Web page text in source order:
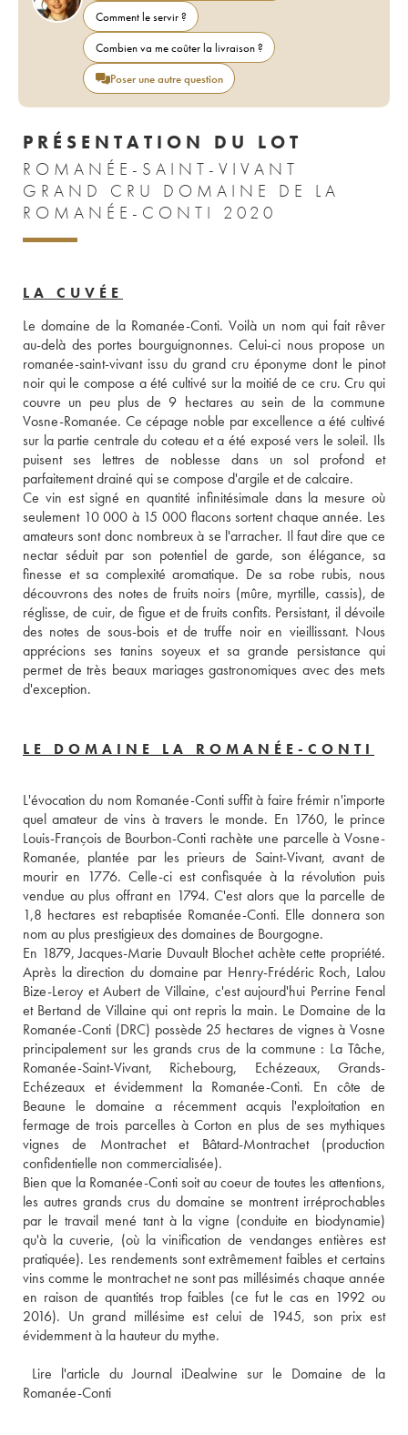
Comment le servir ?
Combien va me coûter la livraison ?
Poser une autre question
PRÉSENTATION DU LOT
ROMANÉE-SAINT-VIVANT
GRAND CRU DOMAINE DE LA
ROMANÉE-CONTI 2020
LA CUVÉE
Le domaine de la Romanée-Conti. Voilà un nom qui fait rêver
au-delà des portes bourguignonnes. Celui-ci nous propose un
romanée-saint-vivant issu du grand cru éponyme dont le pinot
noir qui le compose a été cultivé sur la moitié de ce cru. Cru qui
couvre un peu plus de 9 hectares au sein de la commune
Vosne-Romanée. Ce cépage noble par excellence a été cultivé
sur la partie centrale du coteau et a été exposé vers le soleil. Ils
puisent ses lettres de noblesse dans un sol profond et
parfaitement drainé qui se compose d'argile et de calcaire.
Ce vin est signé en quantité infinitésimale dans la mesure où
seulement 10 000 à 15 000 flacons sortent chaque année. Les
amateurs sont donc nombreux à se l'arracher. Il faut dire que ce
nectar séduit par son potentiel de garde, son élégance, sa
finesse et sa complexité aromatique. De sa robe rubis, nous
découvrons des notes de fruits noirs (mûre, myrtille, cassis), de
réglisse, de cuir, de figue et de fruits confits. Persistant, il dévoile
des notes de sous-bois et de truffe noir en vieillissant. Nous
apprécions ses tanins soyeux et sa grande persistance qui
permet de très beaux mariages gastronomiques avec des mets
d'exception.
LE DOMAINE LA ROMANÉE-CONTI
L'évocation du nom Romanée-Conti suffit à faire frémir n'importe
quel amateur de vins à travers le monde. En 1760, le prince
Louis-François de Bourbon-Conti rachète une parcelle à Vosne-
Romanée, plantée par les prieurs de Saint-Vivant, avant de
mourir en 1776. Celle-ci est confisquée à la révolution puis
vendue au plus offrant en 1794. C'est alors que la parcelle de
1,8 hectares est rebaptisée Romanée-Conti. Elle donnera son
nom au plus prestigieux des domaines de Bourgogne.
En 1879, Jacques-Marie Duvault Blochet achète cette propriété.
Après la direction du domaine par Henry-Frédéric Roch, Lalou
Bize-Leroy et Aubert de Villaine, c'est aujourd'hui Perrine Fenal
et Bertand de Villaine qui ont repris la main. Le Domaine de la
Romanée-Conti (DRC) possède 25 hectares de vignes à Vosne
principalement sur les grands crus de la commune : La Tâche,
Romanée-Saint-Vivant, Richebourg, Echézeaux, Grands-
Echézeaux et évidemment la Romanée-Conti. En côte de
Beaune le domaine a récemment acquis l'exploitation en
fermage de trois parcelles à Corton en plus de ses mythiques
vignes de Montrachet et Bâtard-Montrachet (production
confidentielle non commercialisée).
Bien que la Romanée-Conti soit au coeur de toutes les attentions,
les autres grands crus du domaine se montrent irréprochables
par le travail mené tant à la vigne (conduite en biodynamie)
qu'à la cuverie, (où la vinification de vendanges entières est
pratiquée). Les rendements sont extrêmement faibles et certains
vins comme le montrachet ne sont pas millésimés chaque année
en raison de quantités trop faibles (ce fut le cas en 1992 ou
2016). Un grand millésime est celui de 1945, son prix est
évidemment à la hauteur du mythe.
Lire l'article du Journal iDealwine sur le Domaine de la
Romanée-Conti